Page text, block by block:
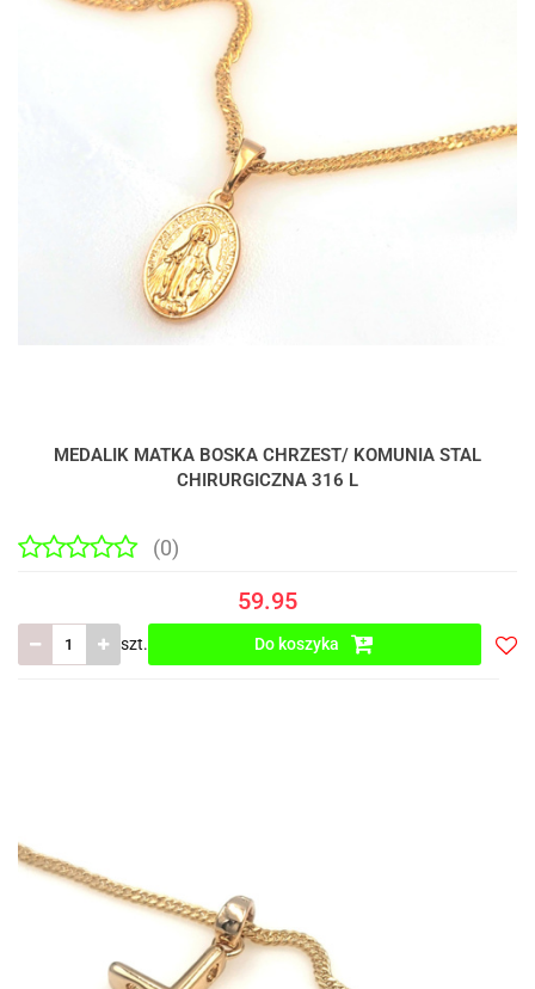
MEDALIK MATKA BOSKA CHRZEST/ KOMUNIA STAL
CHIRURGICZNA 316 L
(0)
59.95
szt. Do koszyka